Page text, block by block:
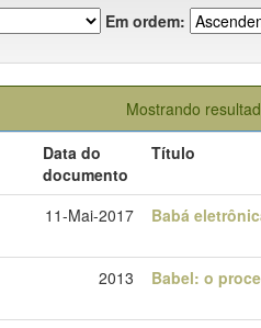
Em ordem:
Mostrando
Data do
documento
Título
11-Mai-2017 Babá
2013 Babel: o